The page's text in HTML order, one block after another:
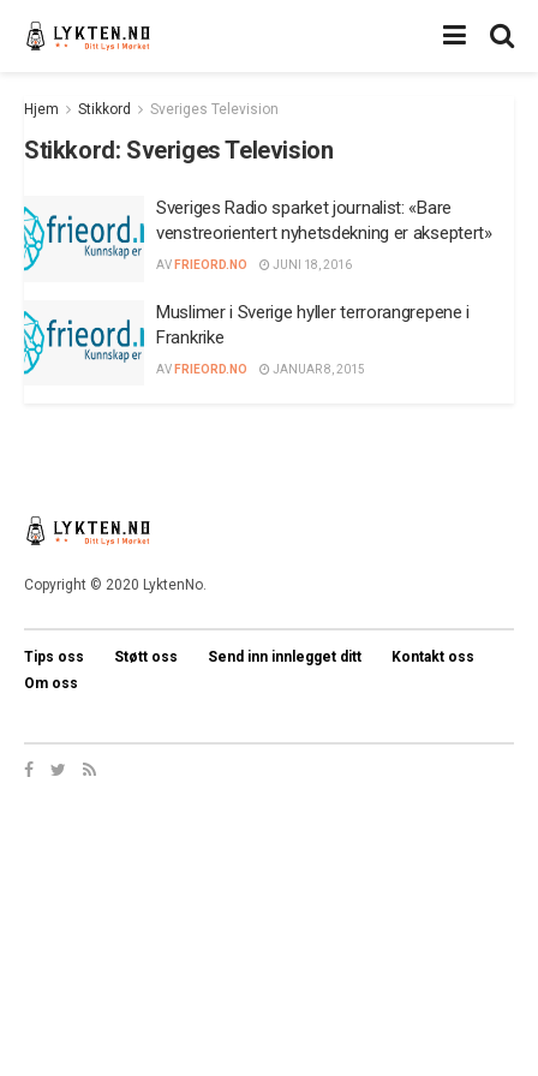
Hjem Stikkord Sveriges Television
Stikkord: Sveriges Television
Sveriges Radio sparket journalist: «Bare
venstreorientert nyhetsdekning er akseptert»
AV FRIEORD.NO JUNI 18, 2016
Muslimer i Sverige hyller terrorangrepene i
Frankrike
AV FRIEORD.NO JANUAR 8, 2015
Copyright © 2020 LyktenNo.
Tips oss Støtt oss Send inn innlegget ditt
Kontakt oss
Om oss